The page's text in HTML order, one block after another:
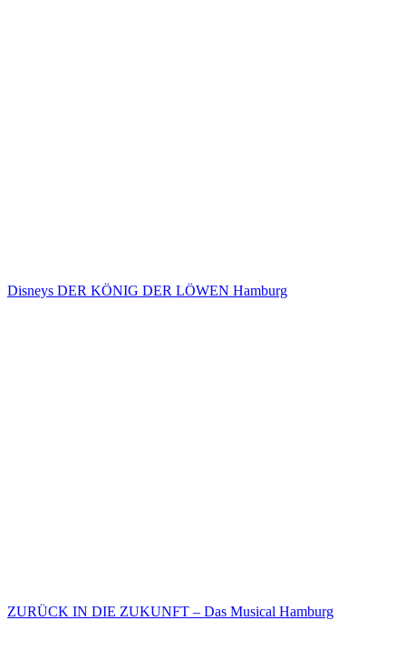
Disneys DER KÖNIG DER LÖWEN Hamburg
ZURÜCK IN DIE ZUKUNFT – Das Musical Hamburg